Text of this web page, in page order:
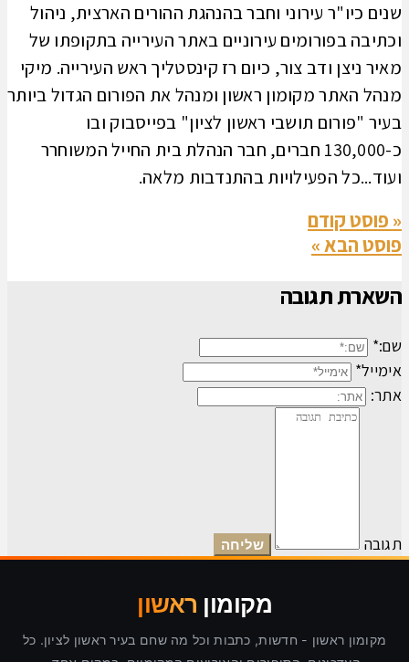
שנים כיו"ר עירוני וחבר בהנהגת ההורים הארצית, ניהול
וכתיבה בפורומים עירוניים באתר העירייה בתקופתו של
מאיר ניצן ודב צור, כיום רז קינסטליך ראש העירייה. מיקי
מנהל האתר מקומון ראשון ומנהל את הפורום הגדול ביותר
בעיר "פורום תושבי ראשון לציון" בפייסבוק ובו
כ-130,000 חברים, חבר הנהלת בית החייל המשוחרר
ועוד...כל הפעילויות בהתנדבות מלאה.
« פוסט קודם
פוסט הבא »
השארת תגובה
שם:*
אימייל*
אתר:
תגובה
מקומון ראשון
מקומון ראשון - חדשות, כתבות וכל מה שחם בעיר ראשון לציון. כל